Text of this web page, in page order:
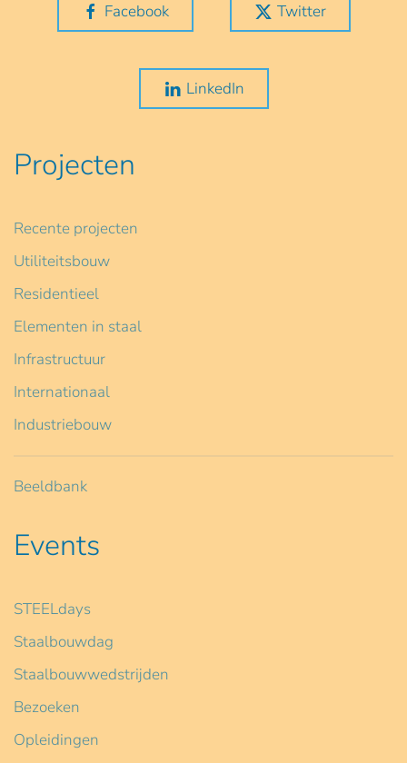
Facebook Twitter
LinkedIn
Projecten
Recente projecten
Utiliteitsbouw
Residentieel
Elementen in staal
Infrastructuur
Internationaal
Industriebouw
Beeldbank
Events
STEELdays
Staalbouwdag
Staalbouwwedstrijden
Bezoeken
Opleidingen